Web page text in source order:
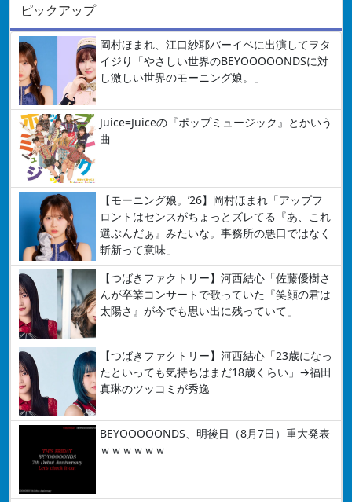
ピックアップ
岡村ほまれ、江口紗耶バーイベに出演してヲタ
イジり「やさしい世界のBEYOOOOONDSに対
し激しい世界のモーニング娘。」
Juice=Juiceの『ポップミュージック』とかいう
曲
【モーニング娘。’26】岡村ほまれ「アップフ
ロントはセンスがちょっとズレてる『あ、これ
選ぶんだぁ』みたいな。事務所の悪口ではなく
斬新って意味」
【つばきファクトリー】河西結心「佐藤優樹さ
んが卒業コンサートで歌っていた『笑顔の君は
太陽さ』が今でも思い出に残っていて」
【つばきファクトリー】河西結心「23歳になっ
たといっても気持ちはまだ18歳くらい」→福田
真琳のツッコミが秀逸
BEYOOOOONDS、明後日（8月7日）重大発表
ｗｗｗｗｗｗ